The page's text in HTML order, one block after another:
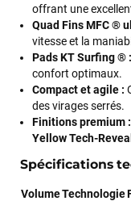
offrant une
Quad Fins MFC ®
vitesse et la
Pads KT Surfing ® :
confort optimaux.
Compact et agile :
des virages serrés.
Finitions premium :
Yellow Tech-Reveal
Spécifications
VolumeTechnologie